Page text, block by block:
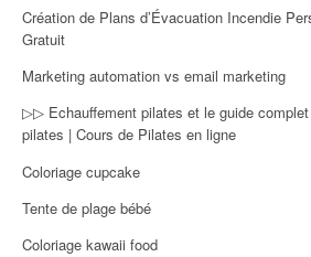
Création de Plans d’Évacuation Incendie
Gratuit
Marketing automation vs email marketing
▷▷ Echauffement pilates et le guide
pilates | Cours de Pilates en ligne
Coloriage cupcake
Tente de plage bébé
Coloriage kawaii food